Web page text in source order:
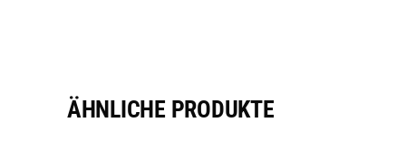
ÄHNLICHE PRODUKTE